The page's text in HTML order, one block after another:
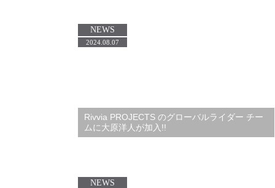
Rivvia PROJECTS のグローバルライダー チー
ムに大原洋人が加入!!
NEWS
2024.08.07
NEWS